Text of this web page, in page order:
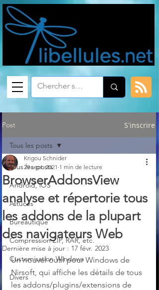
Post S'inscrire
Tous les posts
Android, iOS
Astuces
Bureautique
Compression ZIP, RAR, etc.
Customisation Windows
Divers
Tous les posts
BrowserAddonsView
analyse et répertorie tous
les addons de la plupart
des navigateurs Web
Krigou Schnider
29 sept. 2021 1 min de lecture
Dernière mise à jour : 17 févr. 2023
Un nouvel outil pour Windows de
Nirsoft, qui affiche les détails de tous
les addons/plugins/extensions de